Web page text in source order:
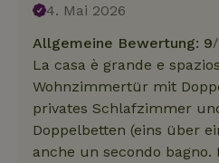
4. Mai 2026
Allgemeine Bewertung: 9
La casa è grande e
Wohnzimmertür mit
privates Schlafzimmer
Doppelbetten (eins über
anche un secondo